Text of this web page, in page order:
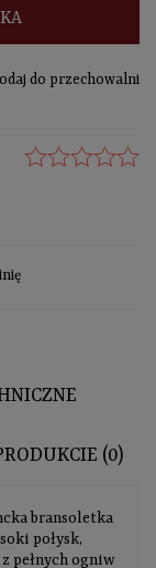
do przechowalni
(0)
bransoletka
połysk,
pełnych ogniw